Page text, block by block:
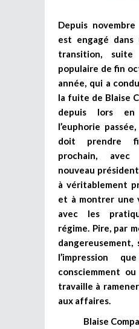
Depuis
est engagé dans
transition, suite
populaire de fin
année, qui a
la fuite de Blaise
depuis lors en
l’euphorie
doit prendre
prochain, avec
nouveau président
à véritablement
et à montrer une
avec les
régime. Pire, par
l’impression
consciemment ou
travaille à
aux affaires.
Blaise